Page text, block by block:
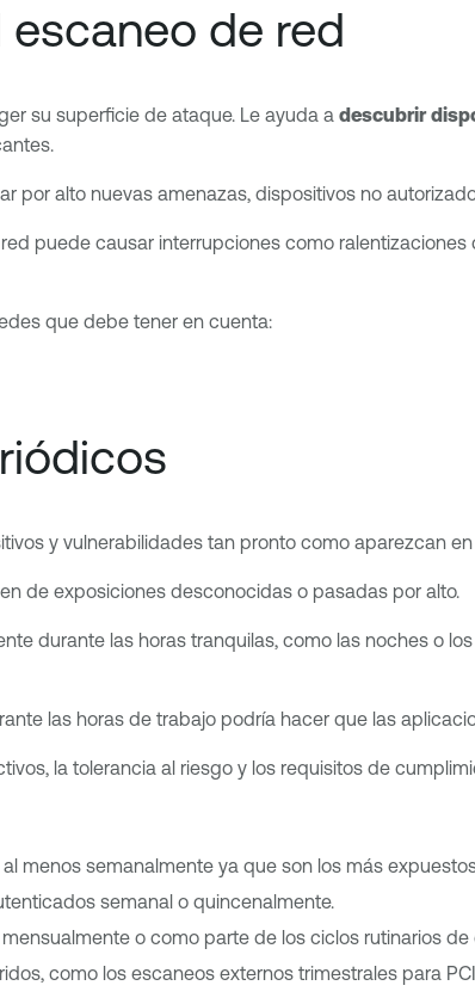
de red
su superficie de ataque. Le ayuda a descubrir
por alto nuevas amenazas, dispositivos no
puede causar interrupciones como
que debe tener en cuenta:
y vulnerabilidades tan pronto como aparezcan en
de exposiciones desconocidas o pasadas por alto.
durante las horas tranquilas, como las noches o
las horas de trabajo podría hacer que las
la tolerancia al riesgo y los requisitos de
menos semanalmente ya que son los más
semanal o quincenalmente.
o como parte de los ciclos rutinarios
como los escaneos externos trimestrales para